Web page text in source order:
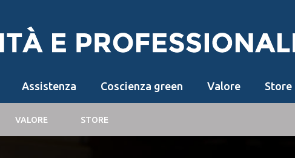
Assistenza Coscienza green Valore Store
VALORE STORE